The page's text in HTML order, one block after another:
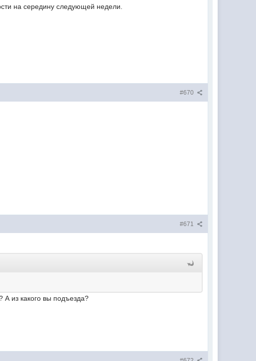
на середину следующей недели.
#670
#671
А из какого вы подъезда?